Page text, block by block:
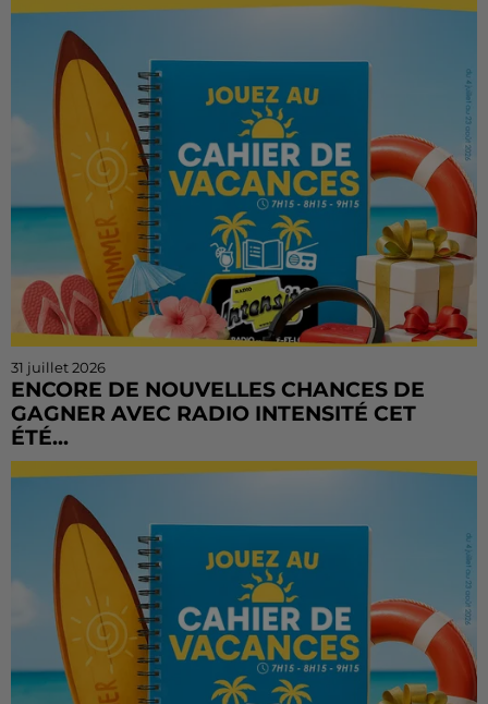
sur Radio Intensité avec des centaines de...
31 juillet 2026
ENCORE DE NOUVELLES CHANCES DE
GAGNER AVEC RADIO INTENSITÉ CET
ÉTÉ...
Vous n'avez pas encore tenté votre chance ? Ou vous
Vacances continue sur Radio Intensité ! Chaque
matin, de...